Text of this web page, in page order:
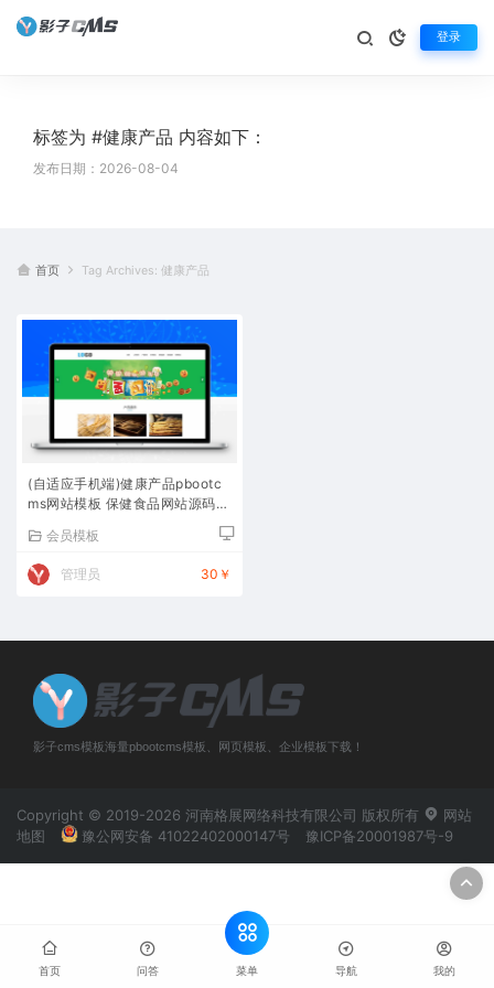
登录
标签为 #健康产品 内容如下：
发布日期：2026-08-04
首页 Tag Archives: 健康产品
(自适应手机端)健康产品pbootc
ms网站模板 保健食品网站源码下
会员模板
管理员 30￥
影子cms模板海量pbootcms模板、网页模板、企业模板下载！
Copyright © 2019-2026 河南格展网络科技有限公司 版权所有
网站
地图
豫公网安备 41022402000147号 豫ICP备20001987号-9
首页 问答 菜单 导航 我的